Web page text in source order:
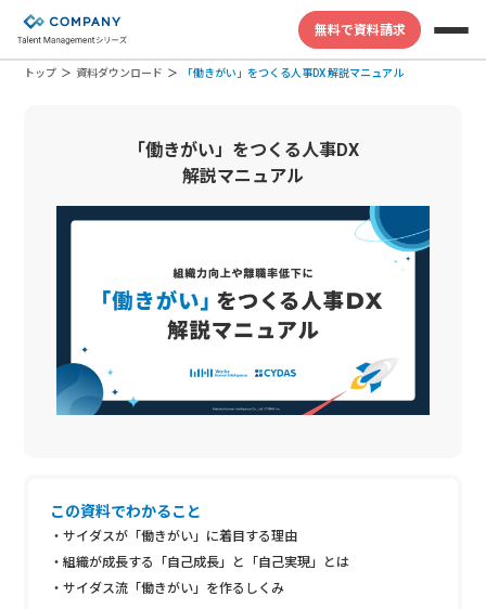
無料で資料請求
トップ 資料ダウンロード 「働きがい」をつくる人事DX 解説マニュアル
「働きがい」をつくる人事DX
解説マニュアル
この資料でわかること
・サイダスが「働きがい」に着目する理由
・組織が成長する「自己成長」と「自己実現」とは
・サイダス流「働きがい」を作るしくみ